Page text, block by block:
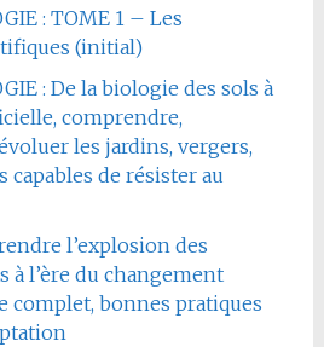
: TOME 1 – Les
(initial)
: De la biologie des sols à
comprendre,
les jardins, vergers,
capables de résister au
l’explosion des
à l’ère du changement
complet, bonnes pratiques